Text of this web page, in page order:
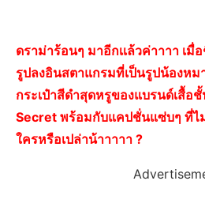
ดราม่าร้อนๆ มาอีกเเล้วค่าาาา เ
รูปลงอินสตาแกรมที่เป็นรูปน้องห
กระเป๋าสีดำสุดหรูของแบรนด์เสื้อ
Secret พร้อมกับแคปชั่นแซ่บๆ ที่ไ
ใครหรือเปล่าน้าาาาา ?